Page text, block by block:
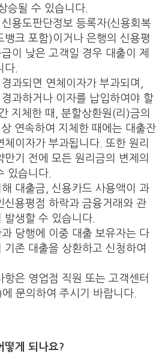
승될 수 있습니다.
용도판단정보 등록자(신용회복
뱅크 포함)이거나 은행의 신용평
이 낮은 고객일 경우 대출이 제
다.
과되면 연체이자가 부과되며,
과하거나 이자를 납입하여야 할
지체한 때, 분할상환원(리)금의
연속하여 지체한 때에는 대출잔
체이자가 부과됩니다. 또한 원리
만기 전에 모든 원리금의 변제의
있습니다.
대출금, 신용카드 사용액이 과
신용평점 하락과 금융거래와 관
발생할 수 있습니다.
당행에 이중 대출 보유자는 다
기존 대출을 상환하고 신청하여
항은 영업점 직원 또는 고객센터
문의하여 주시기 바랍니다.
떻게 되나요?